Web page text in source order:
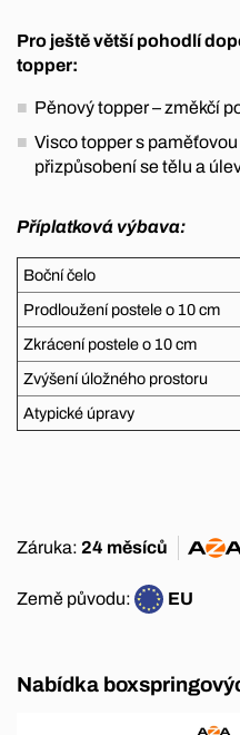
Pro ještě větší pohodlí
topper:
Pěnový topper – změkčí
Visco topper s
přizpůsobení se tělu a
Příplatková výbava:
Boční čelo
Prodloužení postele o 10 cm
Zkrácení postele o 10 cm
Zvýšení úložného prostoru
Atypické úpravy
Záruka: 24 měsíců
Země původu: EU
Nabídka